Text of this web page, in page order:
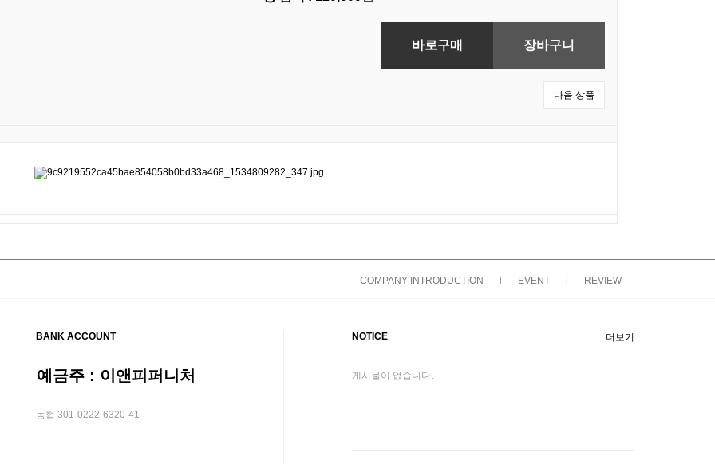
다음 상품
COMPANY INTRODUCTION | EVENT | REVIEW
BANK ACCOUNT
예금주 : 이앤피퍼니처
농협 301-0222-6320-41
NOTICE
게시물이 없습니다.
더보기